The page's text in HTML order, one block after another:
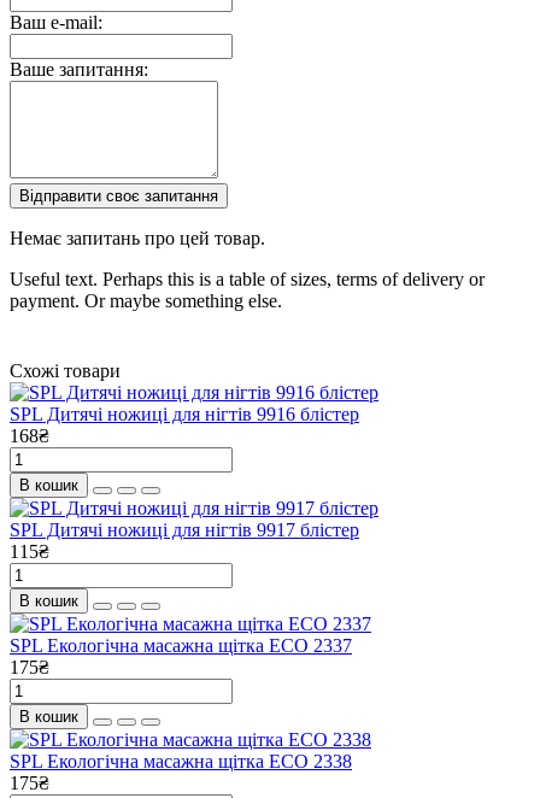
Ваш e-mail:
Ваше запитання:
Відправити своє запитання
Немає запитань про цей товар.
Useful text. Perhaps this is a table of sizes, terms of delivery or
payment. Or maybe something else.
Схожі товари
SPL Дитячі ножиці для нігтів 9916 блістер
168₴
В кошик
SPL Дитячі ножиці для нігтів 9917 блістер
115₴
В кошик
SPL Екологічна масажна щітка ECO 2337
175₴
В кошик
SPL Екологічна масажна щітка ECO 2338
175₴